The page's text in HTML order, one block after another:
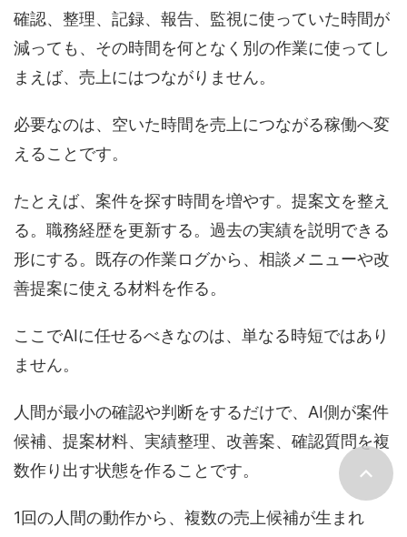
確認、整理、記録、報告、監視に使っていた時間が
減っても、その時間を何となく別の作業に使ってし
まえば、売上にはつながりません。
必要なのは、空いた時間を売上につながる稼働へ変
えることです。
たとえば、案件を探す時間を増やす。提案文を整え
る。職務経歴を更新する。過去の実績を説明できる
形にする。既存の作業ログから、相談メニューや改
善提案に使える材料を作る。
ここでAIに任せるべきなのは、単なる時短ではあり
ません。
人間が最小の確認や判断をするだけで、AI側が案件
候補、提案材料、実績整理、改善案、確認質問を複
数作り出す状態を作ることです。
1回の人間の動作から、複数の売上候補が生まれ